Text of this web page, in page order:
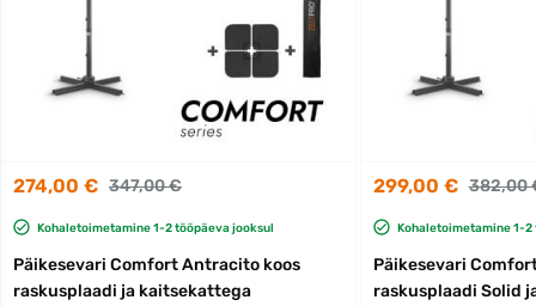
274,00 € 347,00 €
Kohaletoimetamine 1-2 tööpäeva jooksul
Päikesevari Comfort Antracito koos
raskusplaadi ja kaitsekattega
299,00 € 382,00
Kohaletoimetamine 1-
Päikesevari
raskusplaadi Solid